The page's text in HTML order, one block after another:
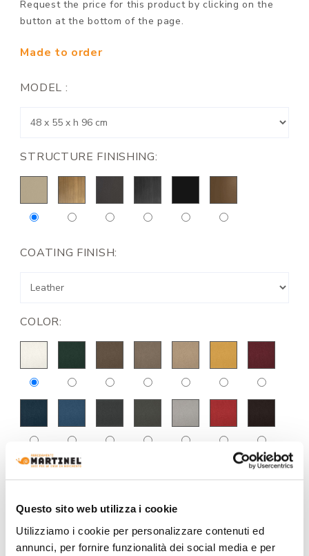
Questo sito web utilizza i cookie
Utilizziamo i cookie per personalizzare contenuti ed
annunci, per fornire funzionalità dei social media e per
Request the price for this product by clicking on the
button at the bottom of the page.
Made to order
MODEL :
STRUCTURE FINISHING:
COATING FINISH:
COLOR: